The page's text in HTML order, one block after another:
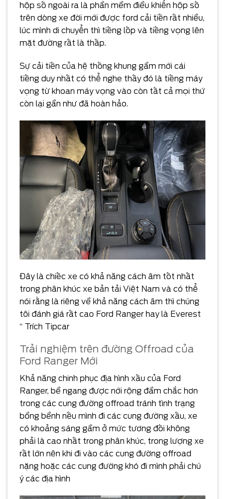
hộp số ngoài ra là phần mềm điều khiển hộp số
trên dòng xe đời mới được ford cải tiến rất nhiều,
lúc mình di chuyển thì tiếng lốp và tiếng vọng lên
mặt đường rất là thấp.
Sự cải tiến của hệ thống khung gầm mới cái
tiếng duy nhất có thể nghe thấy đó là tiếng máy
vọng từ khoan máy vọng vào còn tất cả mọi thứ
còn lại gần như đã hoàn hảo.
Đây là chiếc xe có khả năng cách âm tốt nhất
trong phân khúc xe bản tải Việt Nam và có thể
nói rằng là riêng về khả năng cách âm thì chúng
tôi đánh giá rất cao Ford Ranger hay là Everest
“ Trích Tipcar
Trải nghiệm trên đường Offroad của
Ford Ranger Mới
Khả năng chinh phục địa hình xấu của Ford
Ranger, bề ngang được nới rộng đầm chắc hơn
trong các cung đường offroad tránh tình trạng
bồng bềnh nếu mình đi các cung đường xấu, xe
có khoảng sáng gầm ở mức tương đối không
phải là cao nhất trong phân khúc, trong lượng xe
rất lớn nên khi đi vào các cung đường offroad
nặng hoặc các cung đường khó đi mình phải chú
ý các địa hình